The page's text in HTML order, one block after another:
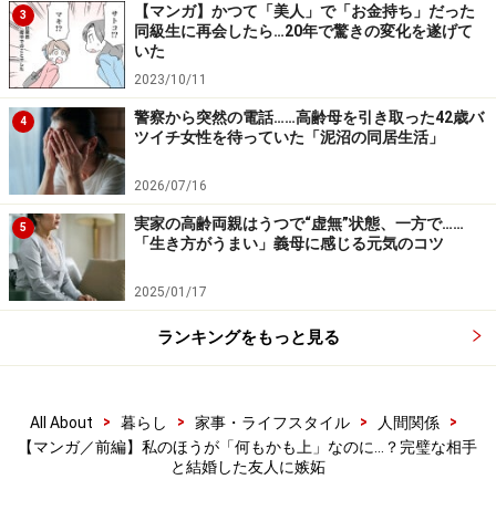
男からの電撃プロポーズ
【マンガ】彼氏とキスできない……好きだけど生理的
に無理だと感じるワケ
※記事内容は執筆時点のものです。最新の内容をご確認くださ
い。
3
【マンガ】かつて「美人」で「お金持ち」だった
同級生に再会したら…20年で驚きの変化を遂げて
いた
2023/10/11
4
警察から突然の電話……高齢母を引き取った42歳バ
ツイチ女性を待っていた「泥沼の同居生活」
2026/07/16
5
実家の高齢両親はうつで“虚無”状態、一方で……
「生き方がうまい」義母に感じる元気のコツ
2025/01/17
ランキングをもっと見る
All About > 暮らし > 家事・ライフスタイル > 人間関係
>
【マンガ／前編】私のほうが「何もかも上」なのに…？完璧な相手
と結婚した友人に嫉妬